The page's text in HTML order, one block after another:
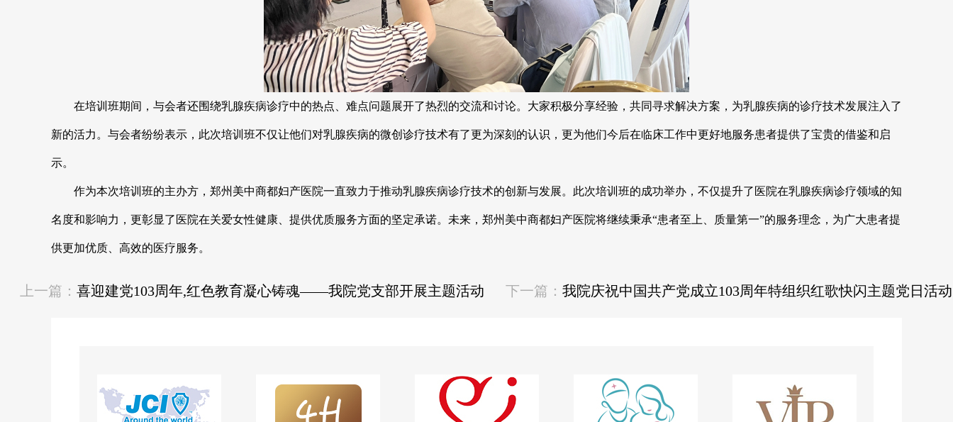
在培训班期间，与会者还围绕乳腺疾病诊疗中的热点、难点问题展开了热烈的交流和讨论。大家积极分享经验，共同寻求解决方案，为乳腺疾病的诊疗技术发展注入了
新的活力。与会者纷纷表示，此次培训班不仅让他们对乳腺疾病的微创诊疗技术有了更为深刻的认识，更为他们今后在临床工作中更好地服务患者提供了宝贵的借鉴和启
示。
作为本次培训班的主办方，郑州美中商都妇产医院一直致力于推动乳腺疾病诊疗技术的创新与发展。此次培训班的成功举办，不仅提升了医院在乳腺疾病诊疗领域的知
名度和影响力，更彰显了医院在关爱女性健康、提供优质服务方面的坚定承诺。未来，郑州美中商都妇产医院将继续秉承“患者至上、质量第一”的服务理念，为广大患者提
供更加优质、高效的医疗服务。
上一篇：喜迎建党103周年,红色教育凝心铸魂——我院党支部开展主题活动 下一篇： 我院庆祝中国共产党成立103周年特组织红歌快闪主题党日活动